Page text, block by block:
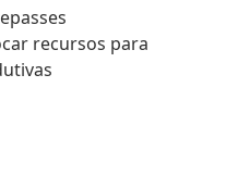
recursos para